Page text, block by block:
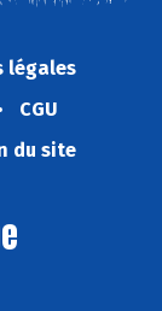
légales
CGU
du site